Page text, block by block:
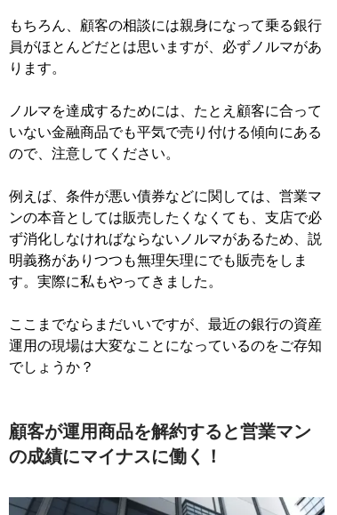
もちろん、顧客の相談には親身になって乗る銀行
員がほとんどだとは思いますが、必ずノルマがあ
ります。
ノルマを達成するためには、たとえ顧客に合って
いない金融商品でも平気で売り付ける傾向にある
ので、注意してください。
例えば、条件が悪い債券などに関しては、営業マ
ンの本音としては販売したくなくても、支店で必
ず消化しなければならないノルマがあるため、説
明義務がありつつも無理矢理にでも販売をしま
す。実際に私もやってきました。
ここまでならまだいいですが、最近の銀行の資産
運用の現場は大変なことになっているのをご存知
でしょうか？
顧客が運用商品を解約すると営業マン
の成績にマイナスに働く！